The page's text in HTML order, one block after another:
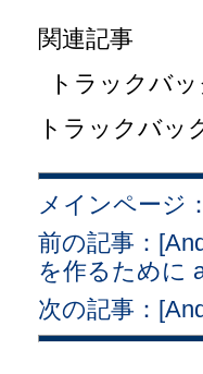
関連記事
トラックバ
トラックバッ
メインページ
前の記事：
を作るために
次の記事：